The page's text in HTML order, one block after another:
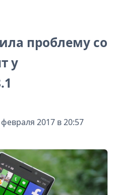
проблему со
у
2017 в 20:57